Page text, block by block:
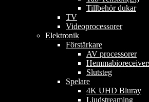
Tillbehör dukar
TV
Videoprocessorer
Elektronik
Förstärkare
AV processorer
Slutsteg
Spelare
4K UHD Bluray
Ljudstreaming